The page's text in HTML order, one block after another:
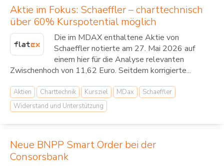
Aktie im Fokus: Schaeffler – charttechnisch
über 60% Kurspotential möglich
Die im MDAX enthaltene Aktie von
Schaeffler notierte am 27. Mai 2026 auf
einem hier für die Analyse relevanten
Zwischenhoch von 11,62 Euro. Seitdem korrigierte...
Aktien Charttechnik Kursziel MDax
Schaeffler
Widerstand und Unterstützung
Neue BNPP Smart Order bei der
Consorsbank